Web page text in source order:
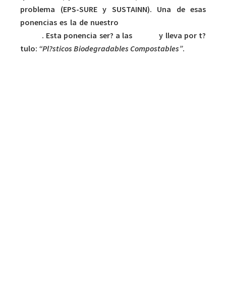
problema (EPS-SURE y SUSTAINN). Una de esas
ponencias es la de nuestro
. Esta ponencia ser? a las
y lleva por t?
tulo: “Pl?sticos Biodegradables Compostables”.